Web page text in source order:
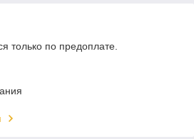
только по предоплате.